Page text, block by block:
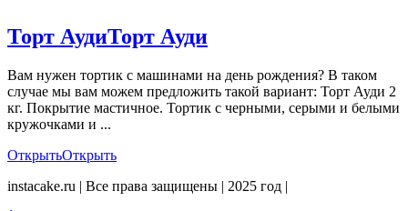
Торт АудиТорт Ауди
Вам нужен тортик с машинами на день рождения? В таком
случае мы вам можем предложить такой вариант: Торт Ауди 2
кг. Покрытие мастичное. Тортик с черными, серыми и белыми
кружочками и ...
ОткрытьОткрыть
instacake.ru | Все права защищены | 2025 год |